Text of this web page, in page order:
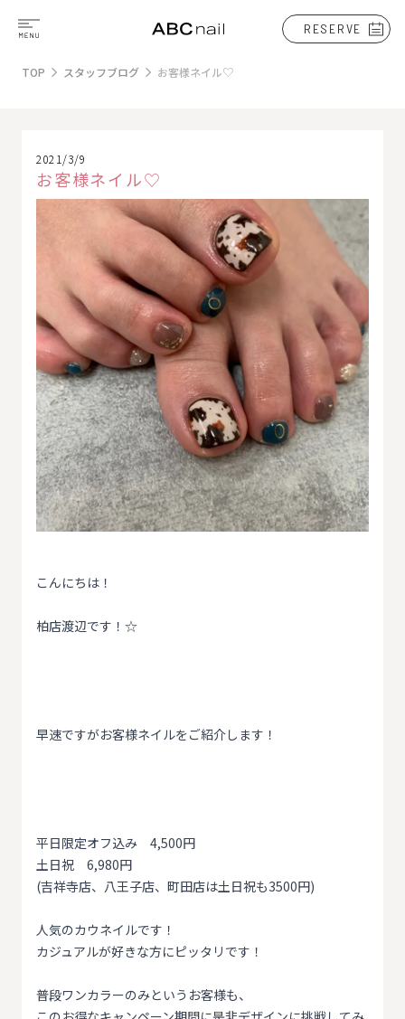
RESERVE
TOP スタッフブログ お客様ネイル♡
2021/3/9
お客様ネイル♡
こんにちは！
柏店渡辺です！☆
早速ですがお客様ネイルをご紹介します！
平日限定オフ込み 4,500円
土日祝 6,980円
(吉祥寺店、八王子店、町田店は土日祝も3500円)
人気のカウネイルです！
カジュアルが好きな方にピッタリです！
普段ワンカラーのみというお客様も、